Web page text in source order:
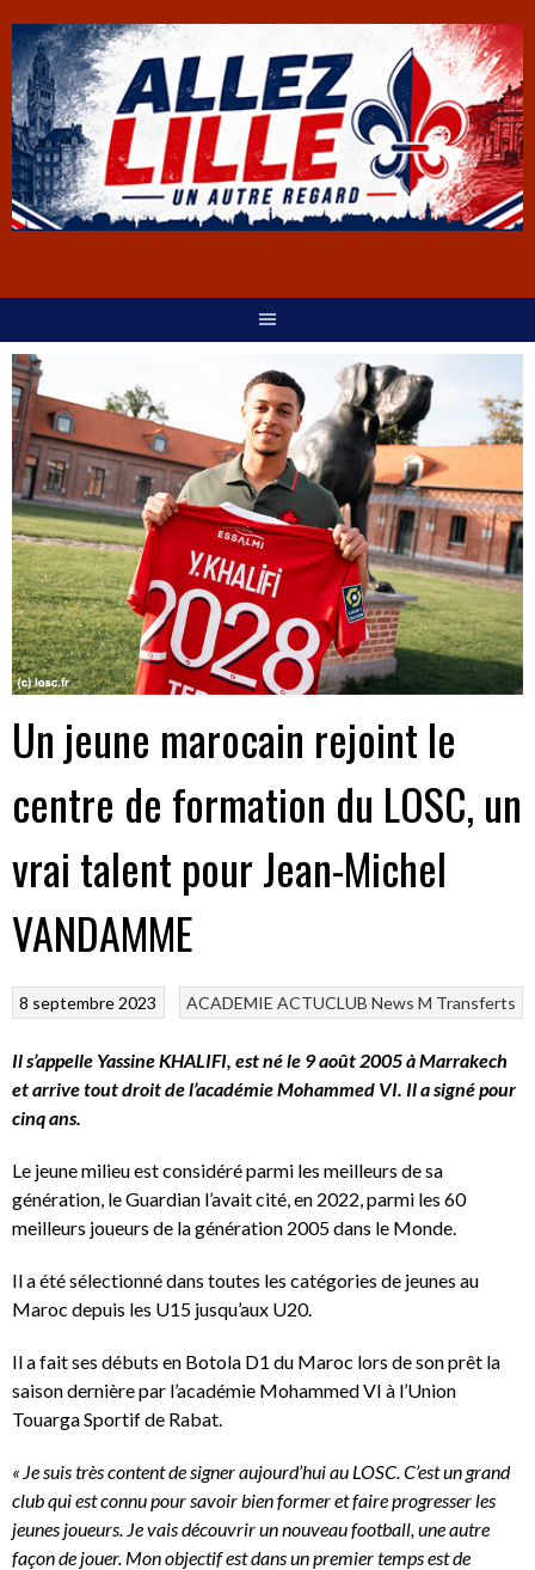
Un jeune marocain rejoint le
centre de formation du LOSC, un
vrai talent pour Jean-Michel
VANDAMME
ACADEMIE ACTUCLUB News M Transferts
8 septembre 2023
Il s’appelle Yassine KHALIFI, est né le 9 août 2005 à Marrakech
et arrive tout droit de l’académie Mohammed VI. Il a signé pour
cinq ans.
Le jeune milieu est considéré parmi les meilleurs de sa
génération, le Guardian l’avait cité, en 2022, parmi les 60
meilleurs joueurs de la génération 2005 dans le Monde.
Il a été sélectionné dans toutes les catégories de jeunes au
Maroc depuis les U15 jusqu’aux U20.
Il a fait ses débuts en Botola D1 du Maroc lors de son prêt la
saison dernière par l’académie Mohammed VI à l’Union
Touarga Sportif de Rabat.
« Je suis très content de signer aujourd’hui au LOSC. C’est un grand
club qui est connu pour savoir bien former et faire progresser les
jeunes joueurs. Je vais découvrir un nouveau football, une autre
façon de jouer. Mon objectif est dans un premier temps est de